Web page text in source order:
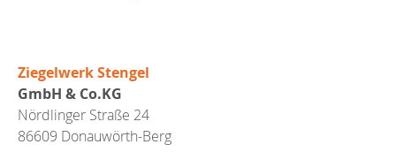
Ziegelwerk Stengel
GmbH & Co.KG
Nördlinger Straße 24
86609 Donauwörth-Berg